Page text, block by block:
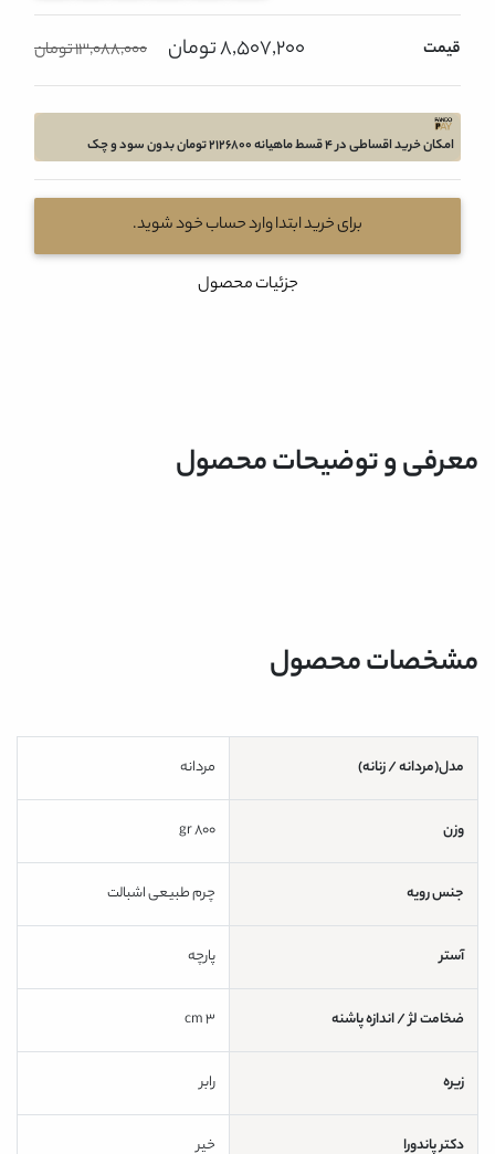
قیمت 8,507,200 تومان 13,088,000 تومان
امکان خرید اقساطی در 4 قسط ماهیانه 2126800 تومان بدون سود و چک
برای خرید ابتدا وارد حساب خود شوید.
جزئیات محصول
معرفی و توضیحات محصول
مشخصات محصول
مدل(مردانه / زنانه) مردانه
وزن 800 gr
جنس رویه چرم طبیعی اشبالت
آستر پارچه
ضخامت لژ / اندازه پاشنه
زیره رابر
دکتر پاندورا خیر